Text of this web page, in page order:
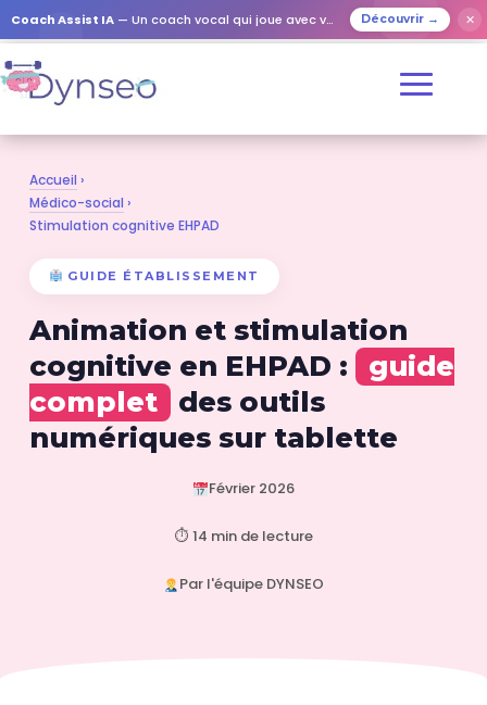
Coach Assist IA — Un coach vocal qui joue avec vos proches Découvrir → ✕
Accueil ›
Médico-social ›
Stimulation cognitive EHPAD
GUIDE ÉTABLISSEMENT
Animation et stimulation
cognitive en EHPAD :
guide
complet
des outils
numériques sur tablette
Février 2026
⏱ 14 min de lecture
Par l'équipe DYNSEO